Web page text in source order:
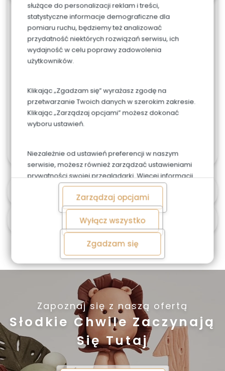
służące do personalizacji reklam i treści,
statystyczne informacje demograficzne dla
pomiaru ruchu, będziemy też analizować
przydatność niektórych rozwiązań serwisu, ich
wydajność w celu poprawy zadowolenia
użytkowników.
Klikając „Zgadzam się” wyrażasz zgodę na
przetwarzanie Twoich danych w szerokim zakresie.
Klikając „Zarządzaj opcjami” możesz dokonać
wyboru ustawień.
Niezależnie od ustawień preferencji w naszym
serwisie, możesz również zarządzać ustawieniami
prywatności swojej przeglądarki. Więcej informacji
o przetwarzaniu danych znajdziesz wPolityce
Zarządzaj opcjami
Wyłącz wszystko
Zgadzam się
Przepiękny mocny kolor tortu oraz żywe kwiaty w
dekoracji to hit sezonu 2024r.
Możliwość zmiany koloru tortu oraz kwiatów po
Jeśli chcesz zamówić większy tort - skontaktuj się
z nami.
W przypadku tortów weselnych, firmowych lub w
Czas i koszt dostawy
Zapoznaj się z naszą ofertą
Słodkie Chwile Zaczynają
Się Tutaj